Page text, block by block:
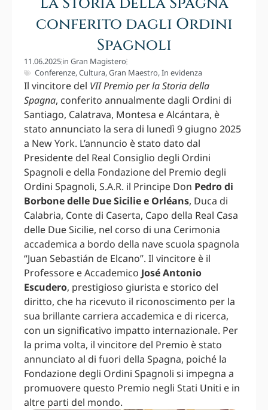
conferito dagli Ordini
Spagnoli
11.06.2025in Gran Magistero
Conferenze,Cultura,Gran Maestro,In evidenza
Il vincitore del VII Premio per la Storia della
Spagna, conferito annualmente dagli Ordini di
Santiago, Calatrava, Montesa e Alcántara, è
stato annunciato la sera di lunedì 9 giugno 2025
a New York. L’annuncio è stato dato dal
Presidente del Real Consiglio degli Ordini
Spagnoli e della Fondazione del Premio degli
Ordini Spagnoli, S.A.R. il Principe Don Pedro di
Borbone delle Due Sicilie e Orléans, Duca di
Calabria, Conte di Caserta, Capo della Real Casa
delle Due Sicilie, nel corso di una Cerimonia
accademica a bordo della nave scuola spagnola
“Juan Sebastián de Elcano”. Il vincitore è il
Professore e Accademico José Antonio
Escudero, prestigioso giurista e storico del
diritto, che ha ricevuto il riconoscimento per la
sua brillante carriera accademica e di ricerca,
con un significativo impatto internazionale. Per
la prima volta, il vincitore del Premio è stato
annunciato al di fuori della Spagna, poiché la
Fondazione degli Ordini Spagnoli si impegna a
promuovere questo Premio negli Stati Uniti e in
altre parti del mondo.